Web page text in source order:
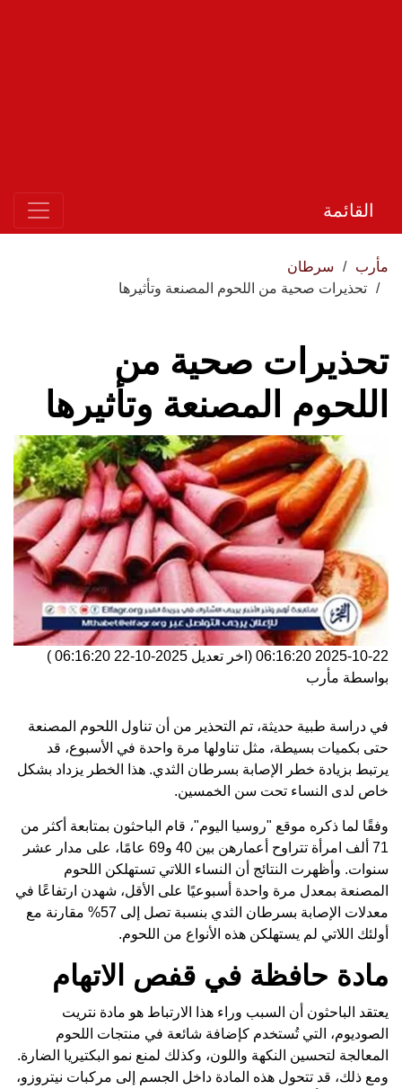
القائمة
مأرب
سرطان
تحذيرات صحية من اللحوم المصنعة وتأثيرها
تحذيرات صحية من
اللحوم المصنعة وتأثيرها
2025-10-22 06:16:20 (اخر تعديل 2025-10-22 06:16:20
)
بواسطة مأرب
في دراسة طبية حديثة، تم التحذير من أن تناول اللحوم المصنعة
حتى بكميات بسيطة، مثل تناولها مرة واحدة في الأسبوع، قد
يرتبط بزيادة خطر الإصابة بسرطان الثدي. هذا الخطر يزداد بشكل
خاص لدى النساء تحت سن الخمسين.
وفقًا لما ذكره موقع "روسيا اليوم"، قام الباحثون بمتابعة أكثر من
71 ألف امرأة تتراوح أعمارهن بين 40 و69 عامًا، على مدار عشر
سنوات. وأظهرت النتائج أن النساء اللاتي تستهلكن اللحوم
المصنعة بمعدل مرة واحدة أسبوعيًا على الأقل، شهدن ارتفاعًا في
معدلات الإصابة بسرطان الثدي بنسبة تصل إلى 57% مقارنة مع
أولئك اللاتي لم يستهلكن هذه الأنواع من اللحوم.
مادة حافظة في قفص الاتهام
يعتقد الباحثون أن السبب وراء هذا الارتباط هو مادة نتريت
الصوديوم، التي تُستخدم كإضافة شائعة في منتجات اللحوم
المعالجة لتحسين النكهة واللون، وكذلك لمنع نمو البكتيريا الضارة.
ومع ذلك، قد تتحول هذه المادة داخل الجسم إلى مركبات نيتروزو،